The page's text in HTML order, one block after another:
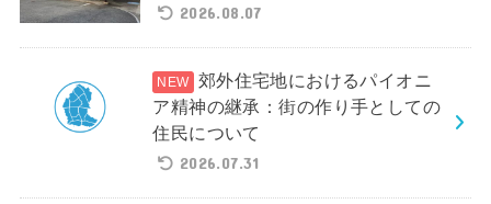
2026.08.07
郊外住宅地におけるパイオニ
ア精神の継承：街の作り手としての
住民について
2026.07.31